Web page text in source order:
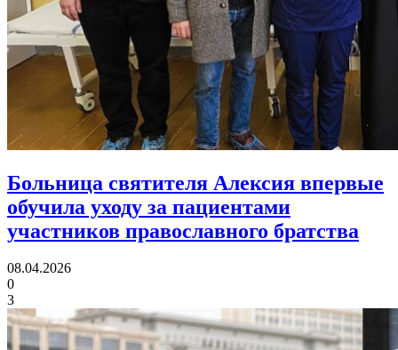
Больница святителя Алексия впервые
обучила уходу за пациентами
участников православного братства
08.04.2026
0
3